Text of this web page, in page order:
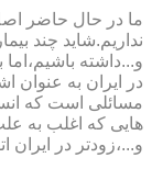
ما در حال حاضر
نداریم.شاید چند
و...داشته
در ایران به عنوان
مسائلی است که
هایی که اغلب به
و...،زودتر در ایران